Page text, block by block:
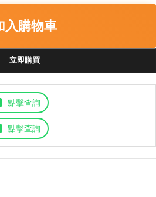
入購物車
立即購買
點擊查詢
點擊查詢